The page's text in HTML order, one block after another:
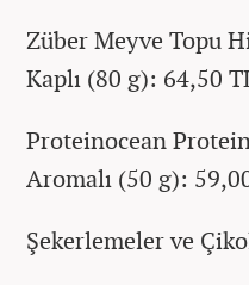
Züber Meyve Topu
Kaplı (80 g): 64,50
Proteinocean
Aromalı (50 g):
Şekerlemeler ve